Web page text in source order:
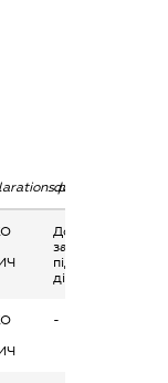
Дохід від
зайняття
діяльністю
-